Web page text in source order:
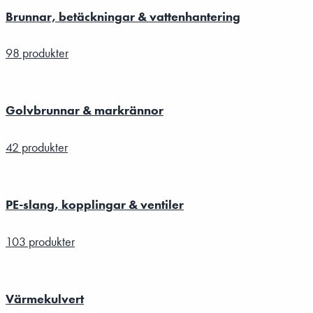
Brunnar, betäckningar & vattenhantering
98 produkter
Golvbrunnar & markrännor
42 produkter
PE-slang, kopplingar & ventiler
103 produkter
Värmekulvert